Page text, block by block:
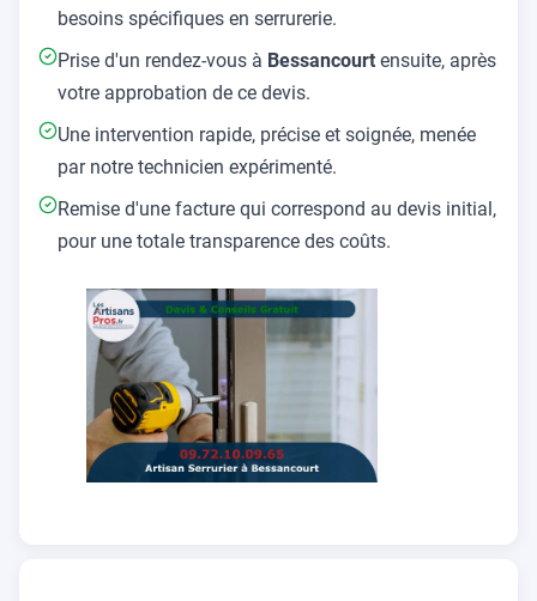
besoins spécifiques en serrurerie.
Prise d'un rendez-vous à Bessancourt ensuite, après
votre approbation de ce devis.
Une intervention rapide, précise et soignée, menée
par notre technicien expérimenté.
Remise d'une facture qui correspond au devis initial,
pour une totale transparence des coûts.